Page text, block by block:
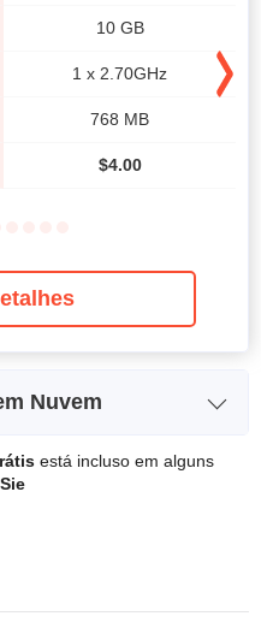
10 GB
1 x 2.70GHz
768 MB
$4.00
Nuvem
Own
está incluso em alguns